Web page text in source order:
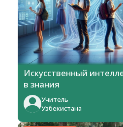
Искусственный
в знания
Учитель
Узбекистана